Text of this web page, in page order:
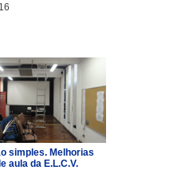
simples. Melhorias
aula da E.L.C.V.